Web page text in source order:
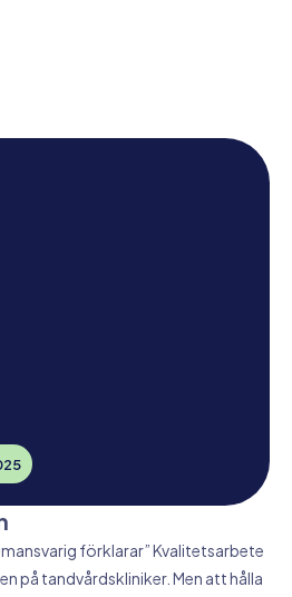
förklarar” Kvalitetsarbete
på tandvårdskliniker. Men att hålla